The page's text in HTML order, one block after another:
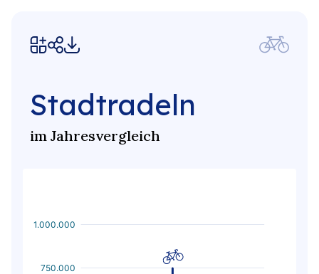
Stadtradeln
im Jahresvergleich
750.000
1.000.000